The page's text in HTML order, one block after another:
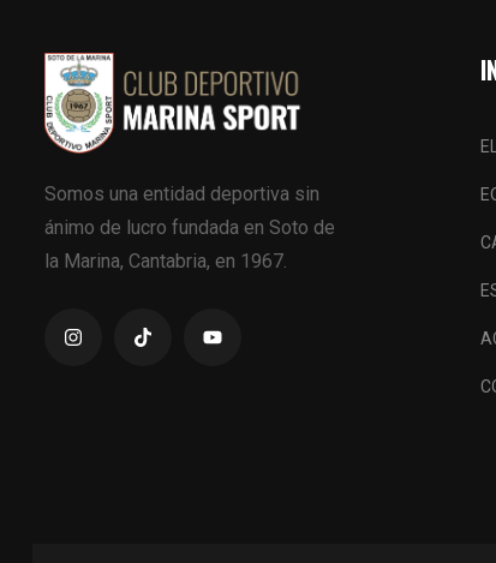
Somos una entidad deportiva sin
ánimo de lucro fundada en Soto de
la Marina, Cantabria, en 1967.